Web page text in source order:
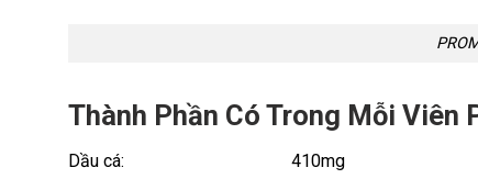
Thành Phần Có Trong Mỗi Viên
Dầu cá: 410mg